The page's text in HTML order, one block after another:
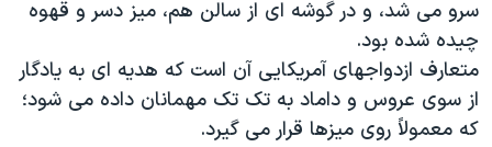
سرو می شد، و در گوشه ای از سالن هم، میز دسر و قهوه
چیده شده بود.
متعارف ازدواجهای آمریکایی آن است که هدیه ای به یادگار
از سوی عروس و داماد به تک تک مهمانان داده می شود؛
که معمولاً روی میزها قرار می گیرد.